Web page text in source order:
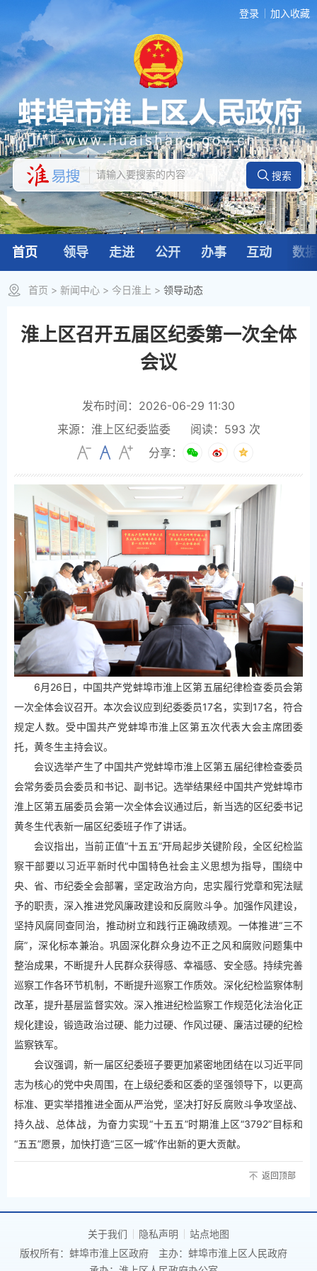
登录 加入收藏
首页 领导 走进 公开 办事 互动 数
首页 > 新闻中心 > 今日淮上 > 领导动态
淮上区召开五届区纪委第一次全体
会议
发布时间：2026-06-29 11:30
来源：淮上区纪委监委
阅读： 593 次
分享：
6月26日，中国共产党蚌埠市淮上区第五届纪律检查委员会第
一次全体会议召开。本次会议应到纪委委员17名，实到17名，符合
规定人数。受中国共产党蚌埠市淮上区第五次代表大会主席团委
托，黄冬生主持会议。
会议选举产生了中国共产党蚌埠市淮上区第五届纪律检查委员
会常务委员会委员和书记、副书记。选举结果经中国共产党蚌埠市
淮上区第五届委员会第一次全体会议通过后，新当选的区纪委书记
黄冬生代表新一届区纪委班子作了讲话。
会议指出，当前正值“十五五”开局起步关键阶段，全区纪检监
察干部要以习近平新时代中国特色社会主义思想为指导，围绕中
央、省、市纪委全会部署，坚定政治方向，忠实履行党章和宪法赋
予的职责，深入推进党风廉政建设和反腐败斗争。加强作风建设，
坚持风腐同查同治，推动树立和践行正确政绩观。一体推进“三不
腐”，深化标本兼治。巩固深化群众身边不正之风和腐败问题集中
整治成果，不断提升人民群众获得感、幸福感、安全感。持续完善
巡察工作各环节机制，不断提升巡察工作质效。深化纪检监察体制
改革，提升基层监督实效。深入推进纪检监察工作规范化法治化正
规化建设，锻造政治过硬、能力过硬、作风过硬、廉洁过硬的纪检
监察铁军。
会议强调，新一届区纪委班子要更加紧密地团结在以习近平同
志为核心的党中央周围，在上级纪委和区委的坚强领导下，以更高
标准、更实举措推进全面从严治党，坚决打好反腐败斗争攻坚战、
持久战、总体战，为奋力实现“十五五”时期淮上区“3792”目标和
“五五”愿景，加快打造“三区一城”作出新的更大贡献。
返回顶部
关于我们 隐私声明
站点地图
版权所有：蚌埠市淮上区政府
主办：蚌埠市淮上区人民政府